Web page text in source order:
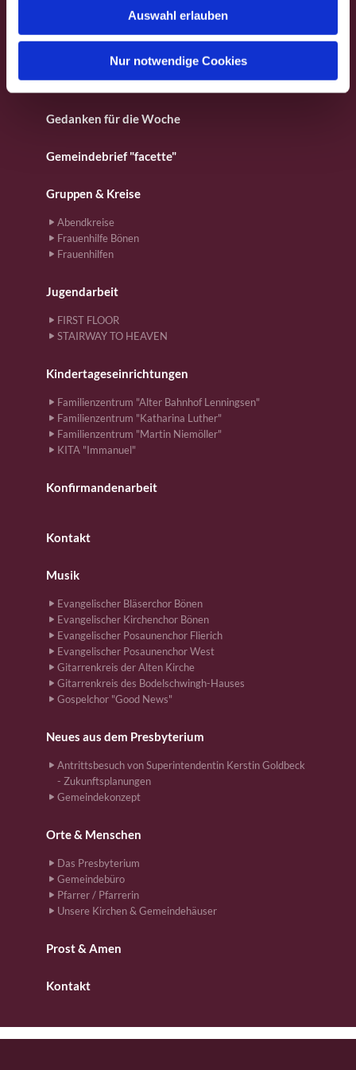
Auswahl erlauben
Nur notwendige Cookies
Für Kinder
Gebete
Gedanken für die Woche
Gemeindebrief "facette"
Gruppen & Kreise
Abendkreise
Frauenhilfe Bönen
Frauenhilfen
Jugendarbeit
FIRST FLOOR
STAIRWAY TO HEAVEN
Kindertageseinrichtungen
Familienzentrum "Alter Bahnhof Lenningsen"
Familienzentrum "Katharina Luther"
Familienzentrum "Martin Niemöller"
KITA "Immanuel"
Konfirmandenarbeit
Kontakt
Musik
Evangelischer Bläserchor Bönen
Evangelischer Kirchenchor Bönen
Evangelischer Posaunenchor Flierich
Evangelischer Posaunenchor West
Gitarrenkreis der Alten Kirche
Gitarrenkreis des Bodelschwingh-Hauses
Gospelchor "Good News"
Neues aus dem Presbyterium
Antrittsbesuch von Superintendentin Kerstin Goldbeck
- Zukunftsplanungen
Gemeindekonzept
Orte & Menschen
Das Presbyterium
Gemeindebüro
Pfarrer / Pfarrerin
Unsere Kirchen & Gemeindehäuser
Prost & Amen
Kontakt